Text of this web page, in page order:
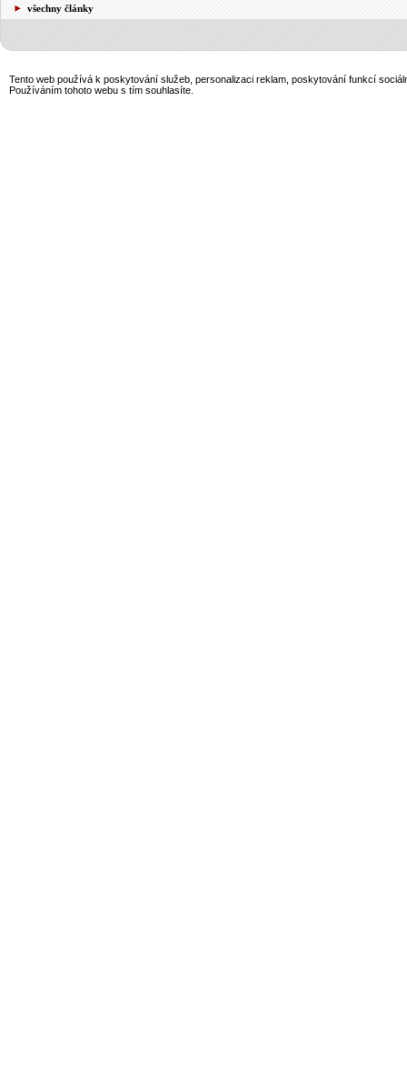
všechny články
Tento web používá k poskytování služeb, personalizaci reklam, poskytování funkcí
Používáním tohoto webu s tím souhlasíte.